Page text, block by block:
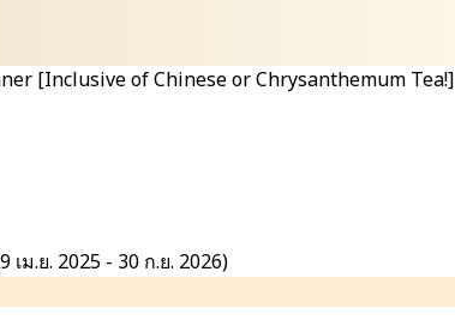
[Inclusive of Chinese or Chrysanthemum Tea!]
เม.ย. 2025 - 30 ก.ย. 2026)